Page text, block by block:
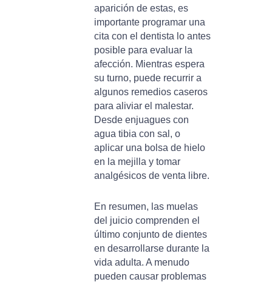
aparición de estas, es
importante programar una
cita con el dentista lo antes
posible para evaluar la
afección. Mientras espera
su turno, puede recurrir a
algunos remedios caseros
para aliviar el malestar.
Desde enjuagues con
agua tibia con sal, o
aplicar una bolsa de hielo
en la mejilla y tomar
analgésicos de venta libre.
En resumen, las muelas
del juicio comprenden el
último conjunto de dientes
en desarrollarse durante la
vida adulta. A menudo
pueden causar problemas